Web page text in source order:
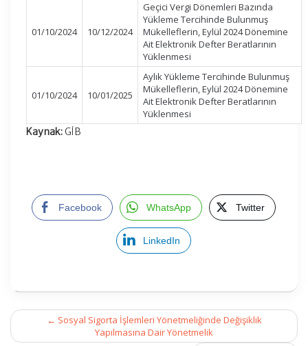
01/10/2024 10/12/2024
Geçici Vergi Dönemleri Bazında
Yükleme Tercihinde Bulunmuş
Mükelleflerin, Eylül 2024 Dönemine
Ait Elektronik Defter Beratlarının
Yüklenmesi
01/10/2024 10/01/2025
Aylık Yükleme Tercihinde Bulunmuş
Mükelleflerin, Eylül 2024 Dönemine
Ait Elektronik Defter Beratlarının
Yüklenmesi
Kaynak:GİB
Facebook WhatsApp Twitter
LinkedIn
Post
navigation
← Sosyal Sigorta İşlemleri Yönetmeliğinde Değişiklik
Yapılmasına Dair Yönetmelik